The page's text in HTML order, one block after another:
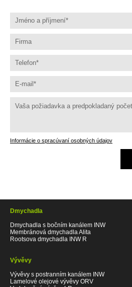
Informácie o spracúvaní osobných údajov
Dmychadla
Dmychadla s bočním kanálem INW
Membránová dmychadla Alita
Rootsova dmychadla INW R
Vývěvy
Vývěvy s postranním kanálem INW
Lamelové olejové vývěvy ORV